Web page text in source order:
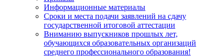
Информационные материалы
Сроки и места подачи заявлений на сдачу
государственной итоговой аттестации
Вниманию выпускников прошлых лет,
обучающихся образовательных организаций
среднего профессионального образования!